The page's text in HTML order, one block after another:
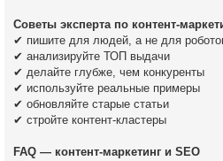
Советы эксперта по контент-
✔ пишите для людей, а не для
✔ анализируйте ТОП выдачи
✔ делайте глубже, чем конкуренты
✔ используйте реальные примеры
✔ обновляйте старые статьи
✔ стройте контент-кластеры
FAQ — контент-маркетинг и SEO